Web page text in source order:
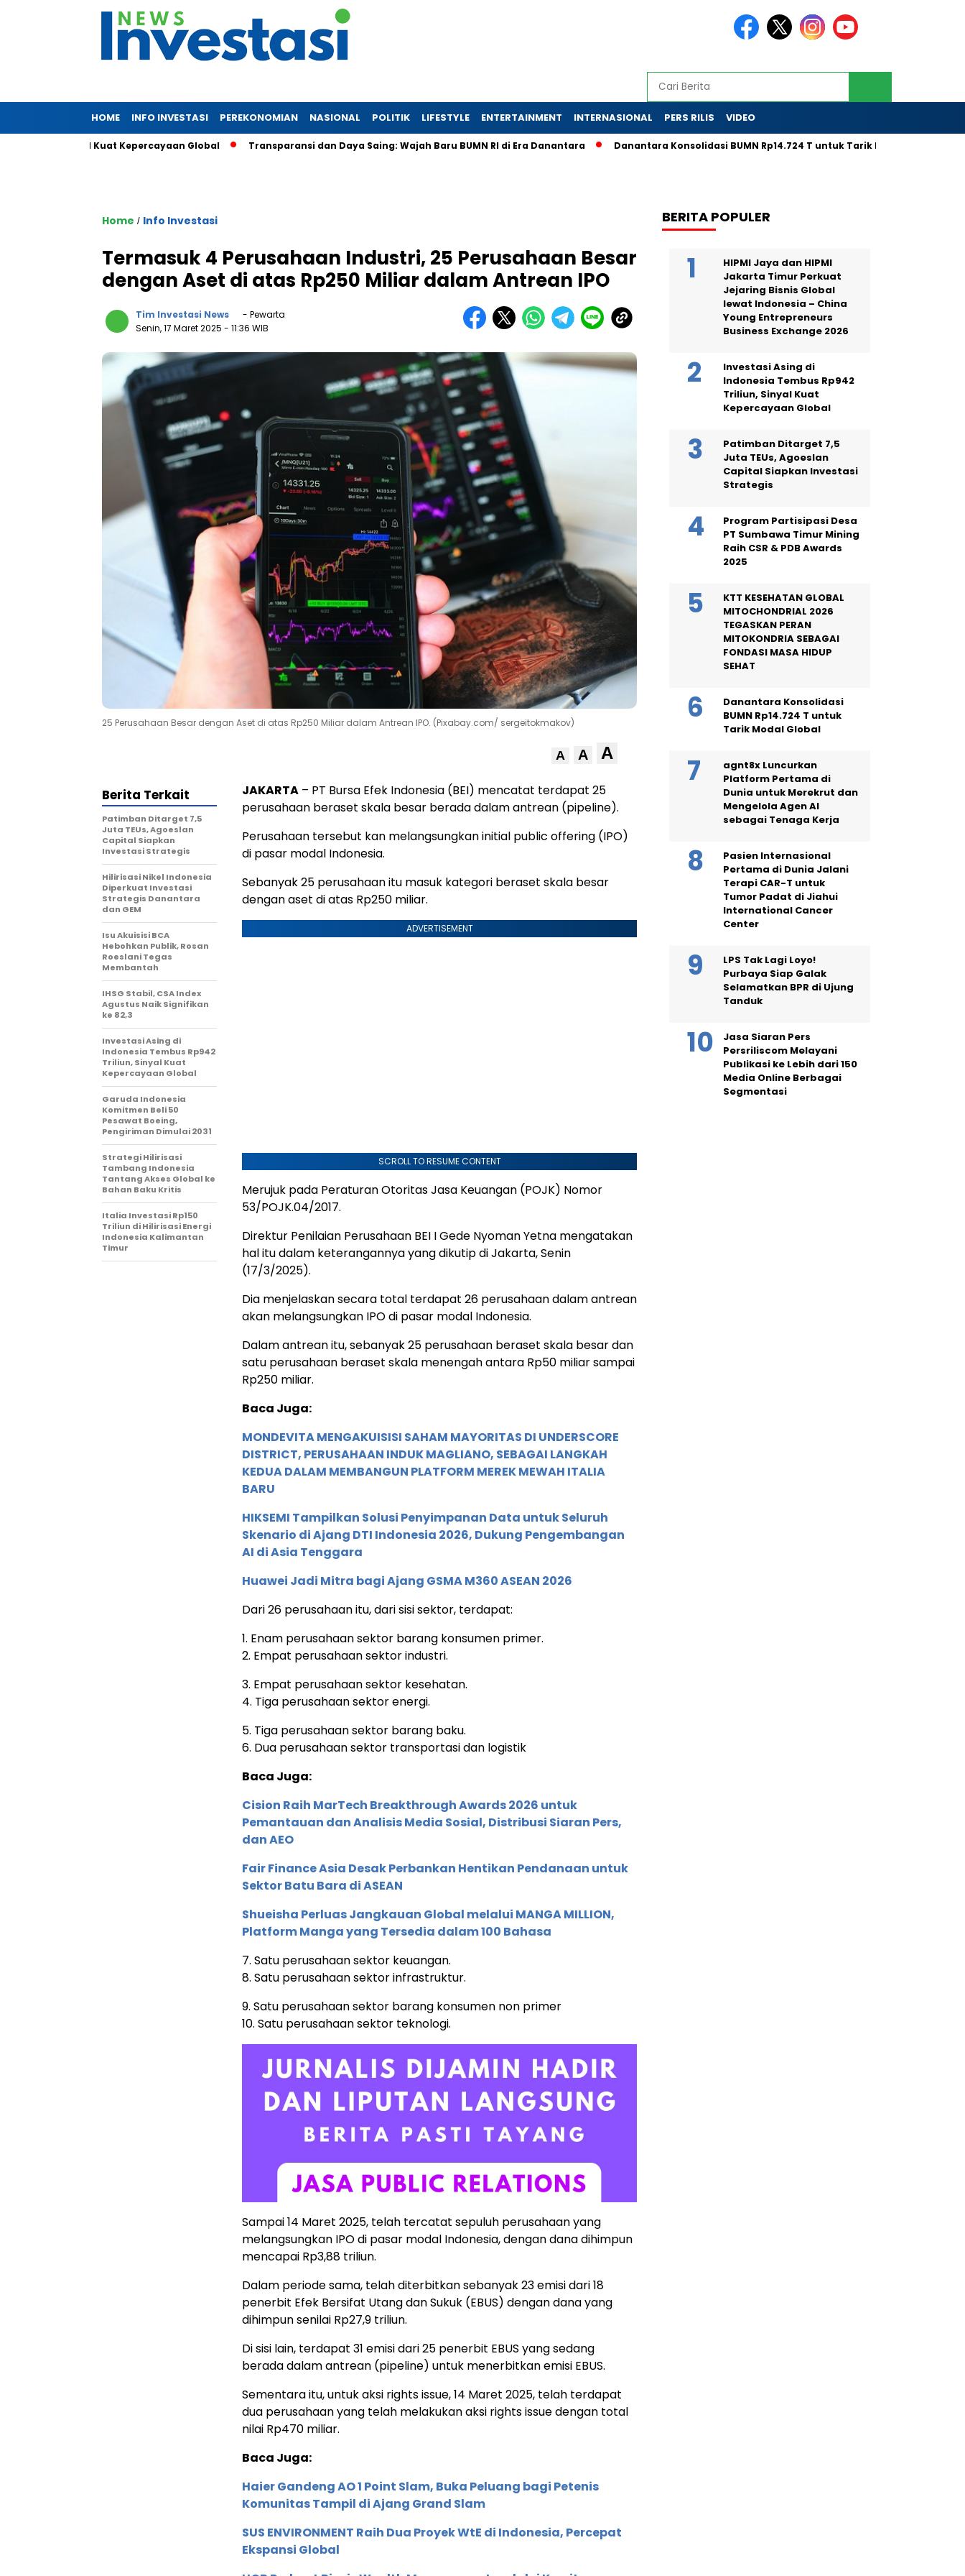
HOME INFO INVESTASI PEREKONOMIAN NASIONAL POLITIK LIFESTYLE ENTERTAINMENT INTERNASIONAL PERS RILIS VIDEO
Sinyal Kuat Kepercayaan Global Transparansi dan Daya Saing: Wajah Baru BUMN RI di Era Danantara Danantara Konsolidasi BUMN Rp14.724 T untuk Tarik Modal Global
Home / Info Investasi
Termasuk 4 Perusahaan Industri, 25 Perusahaan Besar
dengan Aset di atas Rp250 Miliar dalam Antrean IPO
Tim Investasi News
- Pewarta
Senin, 17 Maret 2025 - 11:36 WIB
25 Perusahaan Besar dengan Aset di atas Rp250 Miliar dalam Antrean IPO. (Pixabay.com/ sergeitokmakov)
A A A
JAKARTA – PT Bursa Efek Indonesia (BEI) mencatat terdapat 25
perusahaan beraset skala besar berada dalam antrean (pipeline).
Perusahaan tersebut kan melangsungkan initial public offering (IPO)
di pasar modal Indonesia.
Sebanyak 25 perusahaan itu masuk kategori beraset skala besar
dengan aset di atas Rp250 miliar.
ADVERTISEMENT
SCROLL TO RESUME CONTENT
Merujuk pada Peraturan Otoritas Jasa Keuangan (POJK) Nomor
53/POJK.04/2017.
Direktur Penilaian Perusahaan BEI I Gede Nyoman Yetna mengatakan
hal itu dalam keterangannya yang dikutip di Jakarta, Senin
(17/3/2025).
Dia menjelaskan secara total terdapat 26 perusahaan dalam antrean
akan melangsungkan IPO di pasar modal Indonesia.
Dalam antrean itu, sebanyak 25 perusahaan beraset skala besar dan
satu perusahaan beraset skala menengah antara Rp50 miliar sampai
Rp250 miliar.
Baca Juga:
MONDEVITA MENGAKUISISI SAHAM MAYORITAS DI UNDERSCORE
DISTRICT, PERUSAHAAN INDUK MAGLIANO, SEBAGAI LANGKAH
KEDUA DALAM MEMBANGUN PLATFORM MEREK MEWAH ITALIA
BARU
HIKSEMI Tampilkan Solusi Penyimpanan Data untuk Seluruh
Skenario di Ajang DTI Indonesia 2026, Dukung Pengembangan
AI di Asia Tenggara
Huawei Jadi Mitra bagi Ajang GSMA M360 ASEAN 2026
Dari 26 perusahaan itu, dari sisi sektor, terdapat:
1. Enam perusahaan sektor barang konsumen primer.
2. Empat perusahaan sektor industri.
3. Empat perusahaan sektor kesehatan.
4. Tiga perusahaan sektor energi.
5. Tiga perusahaan sektor barang baku.
6. Dua perusahaan sektor transportasi dan logistik
Baca Juga:
Cision Raih MarTech Breakthrough Awards 2026 untuk
Pemantauan dan Analisis Media Sosial, Distribusi Siaran Pers,
dan AEO
Fair Finance Asia Desak Perbankan Hentikan Pendanaan untuk
Sektor Batu Bara di ASEAN
Shueisha Perluas Jangkauan Global melalui MANGA MILLION,
Platform Manga yang Tersedia dalam 100 Bahasa
7. Satu perusahaan sektor keuangan.
8. Satu perusahaan sektor infrastruktur.
9. Satu perusahaan sektor barang konsumen non primer
10. Satu perusahaan sektor teknologi.
Sampai 14 Maret 2025, telah tercatat sepuluh perusahaan yang
melangsungkan IPO di pasar modal Indonesia, dengan dana dihimpun
mencapai Rp3,88 triliun.
Dalam periode sama, telah diterbitkan sebanyak 23 emisi dari 18
penerbit Efek Bersifat Utang dan Sukuk (EBUS) dengan dana yang
dihimpun senilai Rp27,9 triliun.
Di sisi lain, terdapat 31 emisi dari 25 penerbit EBUS yang sedang
berada dalam antrean (pipeline) untuk menerbitkan emisi EBUS.
Sementara itu, untuk aksi rights issue, 14 Maret 2025, telah terdapat
dua perusahaan yang telah melakukan aksi rights issue dengan total
nilai Rp470 miliar.
Baca Juga:
Haier Gandeng AO 1 Point Slam, Buka Peluang bagi Petenis
Komunitas Tampil di Ajang Grand Slam
SUS ENVIRONMENT Raih Dua Proyek WtE di Indonesia, Percepat
Ekspansi Global
Berita Terkait
Patimban Ditarget 7,5
Juta TEUs, Agoeslan
Capital Siapkan
Investasi Strategis
Hilirisasi Nikel Indonesia
Diperkuat Investasi
Strategis Danantara
dan GEM
Isu Akuisisi BCA
Hebohkan Publik, Rosan
Roeslani Tegas
Membantah
IHSG Stabil, CSA Index
Agustus Naik Signifikan
ke 82,3
Investasi Asing di
Indonesia Tembus Rp942
Triliun, Sinyal Kuat
Kepercayaan Global
Garuda Indonesia
Komitmen Beli 50
Pesawat Boeing,
Pengiriman Dimulai 2031
Strategi Hilirisasi
Tambang Indonesia
Tantang Akses Global ke
Bahan Baku Kritis
Italia Investasi Rp150
Triliun di Hilirisasi Energi
Indonesia Kalimantan
Timur
BERITA POPULER
HIPMI Jaya dan HIPMI
Jakarta Timur Perkuat
Jejaring Bisnis Global
lewat Indonesia – China
Young Entrepreneurs
Business Exchange 2026
Investasi Asing di
Indonesia Tembus Rp942
Triliun, Sinyal Kuat
Kepercayaan Global
Patimban Ditarget 7,5
Juta TEUs, Agoeslan
Capital Siapkan Investasi
Strategis
Program Partisipasi Desa
PT Sumbawa Timur Mining
Raih CSR & PDB Awards
2025
KTT KESEHATAN GLOBAL
MITOCHONDRIAL 2026
TEGASKAN PERAN
MITOKONDRIA SEBAGAI
FONDASI MASA HIDUP
SEHAT
Danantara Konsolidasi
BUMN Rp14.724 T untuk
Tarik Modal Global
agnt8x Luncurkan
Platform Pertama di
Dunia untuk Merekrut dan
Mengelola Agen AI
sebagai Tenaga Kerja
Pasien Internasional
Pertama di Dunia Jalani
Terapi CAR-T untuk
Tumor Padat di Jiahui
International Cancer
Center
LPS Tak Lagi Loyo!
Purbaya Siap Galak
Selamatkan BPR di Ujung
Tanduk
Jasa Siaran Pers
Persriliscom Melayani
Publikasi ke Lebih dari 150
Media Online Berbagai
Segmentasi